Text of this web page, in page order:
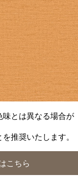
味とは異なる場合が
推奨いたします。
こちら